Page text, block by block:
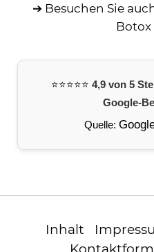
➔ Besuchen Sie
Botox
⭐️⭐️⭐️⭐️⭐️ 4,9 von 5
Google-
Quelle:
Inhalt